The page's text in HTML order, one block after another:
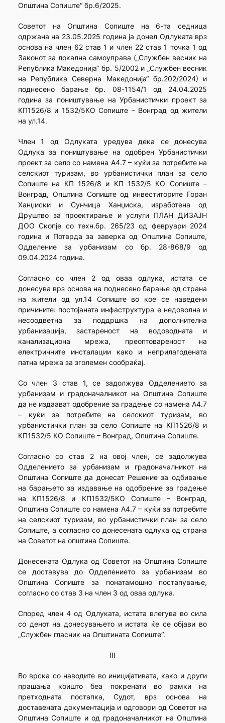
Општина Сопиште“ бр.6/2025.
Советот на Општина Сопиште на 6-та седница
одржана на 23.05.2025 година ја донел Одлуката врз
основа на член 62 став 1 и член 22 став 1 точка 1 од
Законот за локална самоуправа („Службен весник на
Република Македонија“ бр. 5/2002 и „Службен весник
на Република Северна Македонија“ бр.202/2024) и
поднесено барање бр. 08-1154/1 од 24.04.2025
година за поништување на Урбанистички проект за
КП1526/8 и 1532/5КО Сопиште – Вонград од жители
на ул.14.
Член 1 од Одлуката уредува дека се донесува
Одлука за поништување на одобрен Урбанистички
проект за село со намена А4.7 – куќи за потребите на
селскиот туризам, во урбанистички план за село
Сопиште на КП 1526/8 и КП 1532/5 КО Сопиште –
Вонград, Општина Сопиште од инвеститорите Горан
Ханџиски и Сунчица Ханџиска, изработена од
Друштво за проектирање и услуги ПЛАН ДИЗАЈН
ДОО Скопје со техн.бр. 265/23 од февруари 2024
година и Потврда за заверка од Општина Сопиште,
Одделение за урбанизам со бр. 28-868/9 од
09.04.2024 година.
Согласно со член 2 од оваа одлука, истата се
донесува врз основа на поднесено барање од страна
на жители од ул.14 Сопиште во кое се наведени
причините: постојаната инфаструктура е недоволна и
несоодветна за поддршка на дополнителна
урбанизација, застареност на водоводната и
канализациона мрежа, преоптовареност на
електричните инсталации како и неприлагодената
патна мрежа за зголемен сообраќај.
Со член 3 став 1, се задолжува Одделението за
урбанизам и градоначалникот на Општина Сопиште
да не издаават одобрение за градење со намена А4.7
– куќи за потребите на селскиот туризам, во
урбанистички план за село Сопиште на КП1526/8 и
КП1532/5 КО Сопиште – Вонград, Општина Сопиште.
Согласно со став 2 на овој член, се задолжува
Одделението за урбанизам и градоначалникот на
Општина Сопиште да донесат Решение за одбивање
на барањето за издавање на одобрение за градење
на КП1526/8 и КП1532/5КО Сопиште – Вонград,
Општина Сопиште со намена А4.7 – куќи за потребите
на селскиот туризам, во урбанистички план за село
Сопиште, а согласно со донесената одлука од страна
на Советот на општина Сопиште.
Донесената Одлука од Советот на Општина Сопиште
се доставува до Одделението за урбанизам во
Општина Сопиште за понатамошно постапување,
согласно со став 3 на член 3 од оваа одлука.
Според член 4 од Одлуката, истата влегува во сила
со денот на донесувањето и истата ќе се објави во
„Службен гласник на Општината Сопиште“.
III
Во врска со наводите во иницијативата, како и други
прашања коишто беа покренати во рамки на
претходната постапка, Судот, врз основа на
доставената документација и одговори од Советот на
Општина Сопиште и од градоначалникот на Општина